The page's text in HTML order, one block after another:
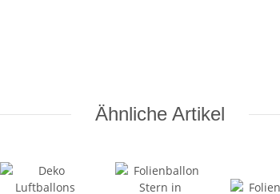
Ähnliche Artikel